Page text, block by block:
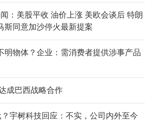
闻：美股平收 油价上涨 美欧会谈后 特朗
斯同意加沙停火最新提案
明物体？企业：需消费者提供涉事产品
成巴西战略合作
？宇树科技回应：不实，公司内外至今